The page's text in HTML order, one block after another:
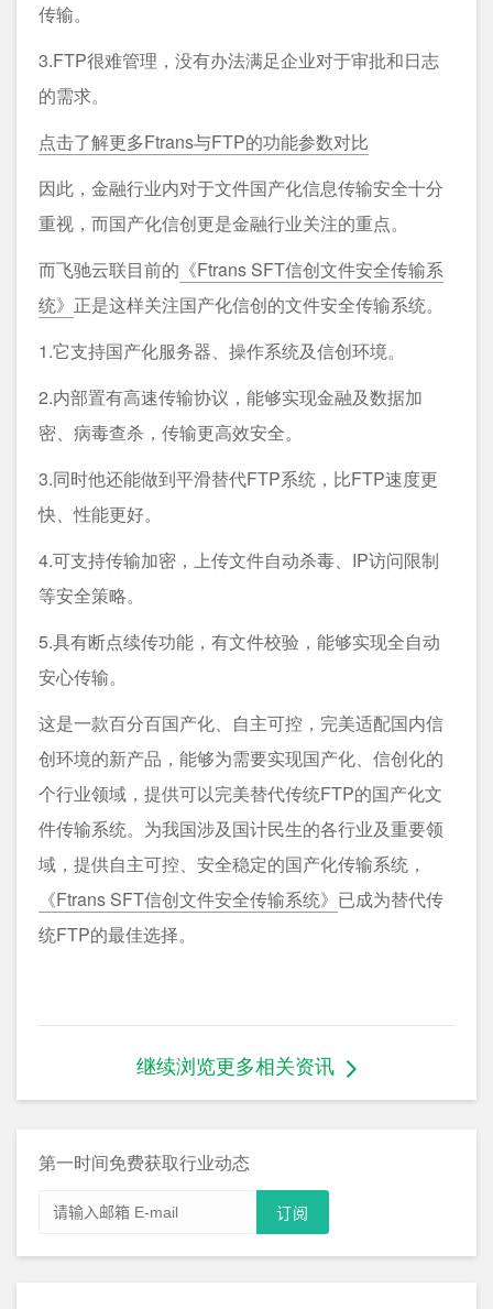
传输。
3.FTP很难管理，没有办法满足企业对于审批和日志
的需求。
点击了解更多Ftrans与FTP的功能参数对比
因此，金融行业内对于文件国产化信息传输安全十分
重视，而国产化信创更是金融行业关注的重点。
而飞驰云联目前的 《Ftrans SFT信创文件安全传输系
统》 正是这样关注国产化信创的文件安全传输系统。
1.它支持国产化服务器、操作系统及信创环境。
2.内部置有高速传输协议，能够实现金融及数据加
密、病毒查杀，传输更高效安全。
3.同时他还能做到平滑替代FTP系统，比FTP速度更
快、性能更好。
4.可支持传输加密，上传文件自动杀毒、IP访问限制
等安全策略。
5.具有断点续传功能，有文件校验，能够实现全自动
安心传输。
这是一款百分百国产化、自主可控，完美适配国内信
创环境的新产品，能够为需要实现国产化、信创化的
个行业领域，提供可以完美替代传统FTP的国产化文
件传输系统。为我国涉及国计民生的各行业及重要领
域，提供自主可控、安全稳定的国产化传输系统，
《Ftrans SFT信创文件安全传输系统》 已成为替代传
统FTP的最佳选择。
继续浏览更多相关资讯
第一时间免费获取行业动态